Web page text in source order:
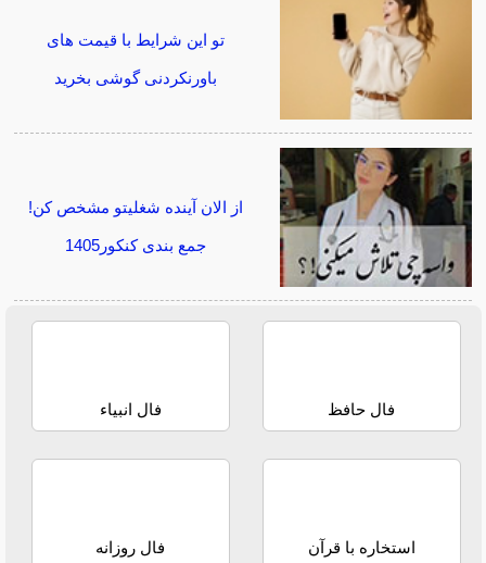
تو این شرایط با قیمت های
باورنکردنی گوشی بخرید
از الان آینده شغلیتو مشخص کن!
جمع بندی کنکور1405
فال حافظ فال انبیاء
استخاره با قرآن فال روزانه